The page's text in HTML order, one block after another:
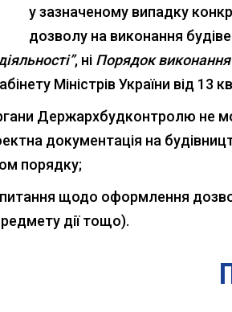
у зазначеному випадку
дозволу на виконання
, ні Порядок виконання
Міністрів України від 13
Держархбудконтролю не
документація на
порядку;
щодо оформлення
дії тощо).